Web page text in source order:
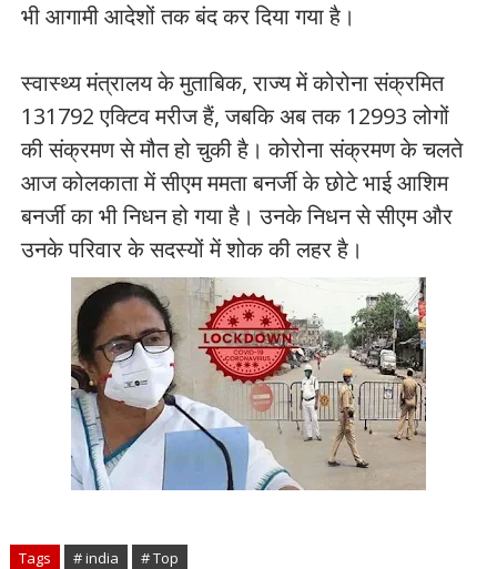
भी आगामी आदेशों तक बंद कर दिया गया है।
स्वास्थ्य मंत्रालय के मुताबिक, राज्य में कोरोना संक्रमित
131792 एक्टिव मरीज हैं, जबकि अब तक 12993 लोगों
की संक्रमण से मौत हो चुकी है। कोरोना संक्रमण के चलते
आज कोलकाता में सीएम ममता बनर्जी के छोटे भाई आशिम
बनर्जी का भी निधन हो गया है। उनके निधन से सीएम और
उनके परिवार के सदस्यों में शोक की लहर है।
Tags # india # Top